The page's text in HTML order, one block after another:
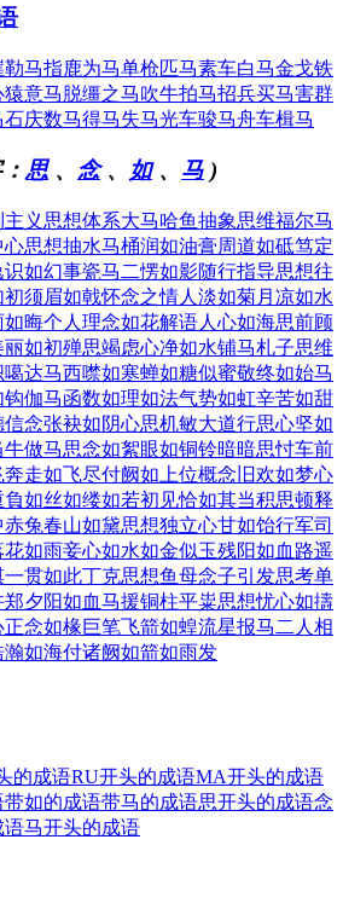
马指鹿为马单枪匹马素车白马金戈铁
猿意马脱缰之马吹牛拍马招兵买马害群
石庆数马得马失马光车骏马舟车楫马
思、 念、 如、 马 )
义 思想体系大马哈鱼抽象思维福尔马
心思想抽水马桶润如油膏周道如砥笃定
识如幻事瓷马二愣如影随行指导思想往
初须眉如戟怀念之情人淡如菊月凉如水
如晦个人理念如花解语人心如海思前顾
丽如初殚思竭虑心净如水铺马札子思维
噶达马西噤如寒蝉如糖似蜜敬终如始马
钩伽马函数如理如法气势如虹辛苦如甜
信念张袂如阴心思机敏大道行思心坚如
牛做马思念如絮眼如铜铃暗暗思忖车前
奔走如飞尽付阙如 上位概念 旧欢如梦心
如丝如缕如若初见恰如其当积思顿释
赤兔春山如黛思想独立心甘如饴行军司
花如雨妾心如水如金似玉残阳如血 路遥
一贯如此丁克思想鱼母念子引发思考单
郑夕阳如血马援铜柱平粜思想忧心如擣
正念如椽巨笔飞箭如蝗流星报马 二人相
瀚如海付诸阙如箭如雨发
的成语RU开头的成语MA开头的成语
带如的成语带马的成语思开头的成语念
语马开头的成语